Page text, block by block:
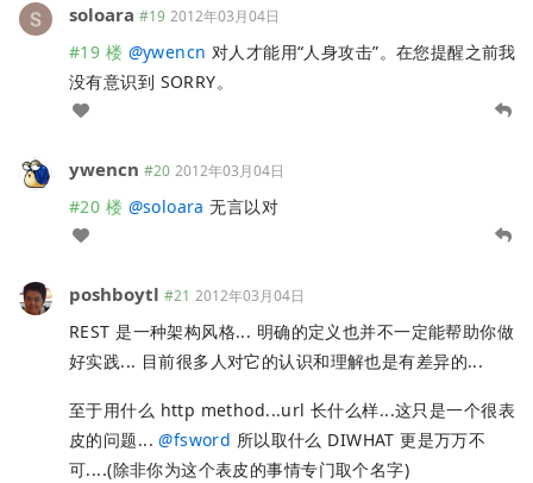
soloara #19 2012年03月04日
#19 楼 @ywencn 对人才能用“人身攻击”。在您提醒之前我
没有意识到 SORRY。
ywencn #20 2012年03月04日
#20 楼 @soloara 无言以对
poshboytl #21 2012年03月04日
REST 是一种架构风格... 明确的定义也并不一定能帮助你做
好实践... 目前很多人对它的认识和理解也是有差异的...
至于用什么 http method...url 长什么样...这只是一个很表
皮的问题...@fsword 所以取什么 DIWHAT 更是万万不
可....(除非你为这个表皮的事情专门取个名字)